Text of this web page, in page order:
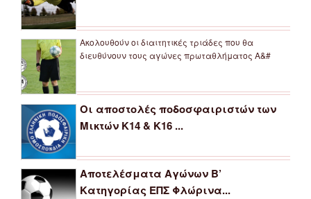
Ακολουθούν οι διαιτητικές τριάδες που θα
διευθύνουν τους αγώνες πρωταθλήματος Α&#
Οι αποστολές ποδοσφαιριστών των
Μικτών Κ14 & Κ16 ...
Αποτελέσματα Αγώνων Β’
Κατηγορίας ΕΠΣ Φλώρινα...